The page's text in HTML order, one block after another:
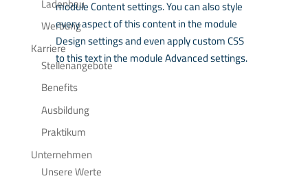
module Content settings. You can also style
every aspect of this content in the module
Design settings and even apply custom CSS
to this text in the module Advanced settings.
Ladenbau
Werbung
Karriere
Stellenangebote
Benefits
Ausbildung
Praktikum
Unternehmen
Unsere Werte